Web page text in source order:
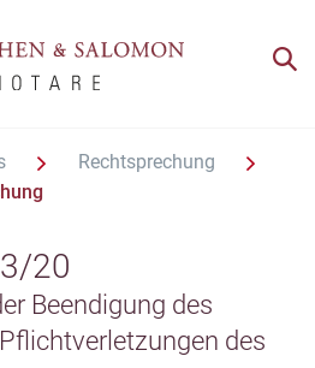
Rechtsprechung
20
Beendigung des
des